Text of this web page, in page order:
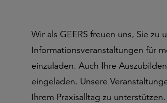
Wir als GEERS freuen uns, Sie zu
Informationsveranstaltungen für
einzuladen. Auch Ihre
eingeladen. Unsere
Ihrem Praxisalltag zu